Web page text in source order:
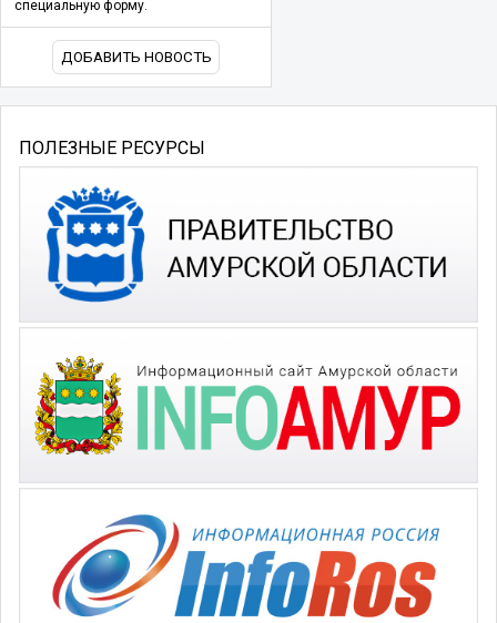
специальную форму.
ДОБАВИТЬ НОВОСТЬ
ПОЛЕЗНЫЕ РЕСУРСЫ